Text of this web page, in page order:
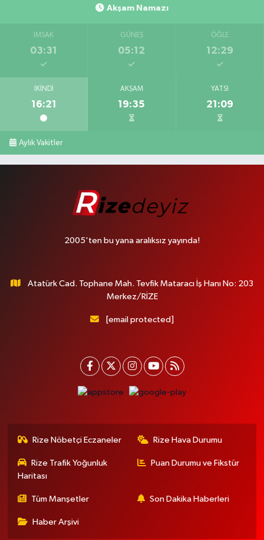
Akşam Namazı
İMSAK
03:31
GÜNEŞ
05:12
ÖĞLE
12:29
İKINDI
16:21
AKŞAM
19:35
YATSI
21:09
Aylık Vakitler
2005'ten bu yana aralıksız yayında!
Atatürk Cad. Tophane Mah. Tevfik Mataracı İş Hanı No: 203
Merkez/RİZE
[email protected]
Rize Nöbetçi Eczaneler Rize Hava Durumu
Rize Trafik Yoğunluk
Haritası
Puan Durumu ve Fikstür
Tüm Manşetler Son Dakika Haberleri
Haber Arşivi